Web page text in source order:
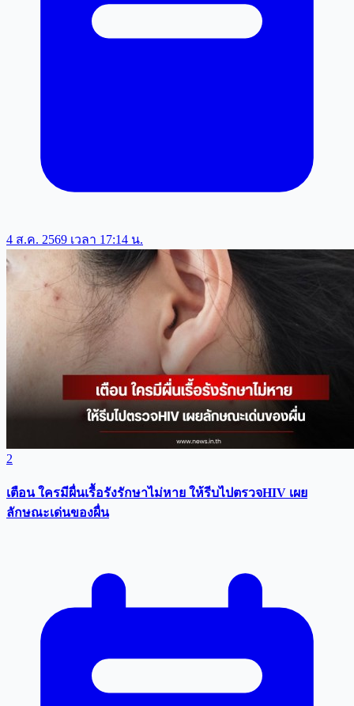
4 ส.ค. 2569 เวลา 17:14 น.
2
เตือน ใครมีผื่นเรื้อรังรักษาไม่หาย ให้รีบไปตรวจHIV เผย
ลักษณะเด่นของผื่น